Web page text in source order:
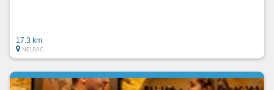
17.3 km
NEUVIC